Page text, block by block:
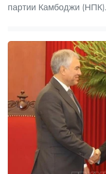
партии Камбоджи (НПК).